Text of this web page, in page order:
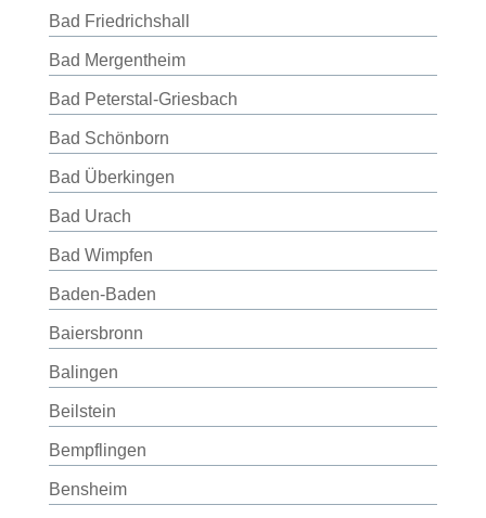
Bad Friedrichshall
Bad Mergentheim
Bad Peterstal-Griesbach
Bad Schönborn
Bad Überkingen
Bad Urach
Bad Wimpfen
Baden-Baden
Baiersbronn
Balingen
Beilstein
Bempflingen
Bensheim